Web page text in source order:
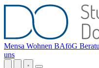
Mensa Wohnen BAföG
uns